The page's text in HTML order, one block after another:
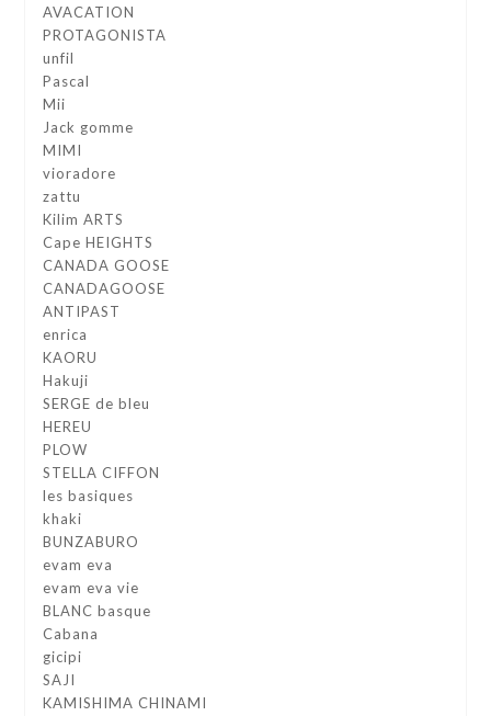
AVACATION
PROTAGONISTA
unfil
Pascal
Mii
Jack gomme
MIMI
vioradore
zattu
Kilim ARTS
Cape HEIGHTS
CANADA GOOSE
CANADAGOOSE
ANTIPAST
enrica
KAORU
Hakuji
SERGE de bleu
HEREU
PLOW
STELLA CIFFON
les basiques
khaki
BUNZABURO
evam eva
evam eva vie
BLANC basque
Cabana
gicipi
SAJI
KAMISHIMA CHINAMI